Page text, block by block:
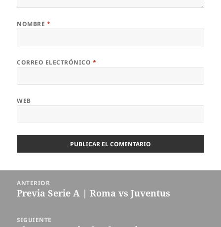
NOMBRE *
CORREO ELECTRÓNICO *
WEB
entradas
ANTERIOR
Entrada
Previa Serie A | Roma vs Juventus
SIGUIENTE